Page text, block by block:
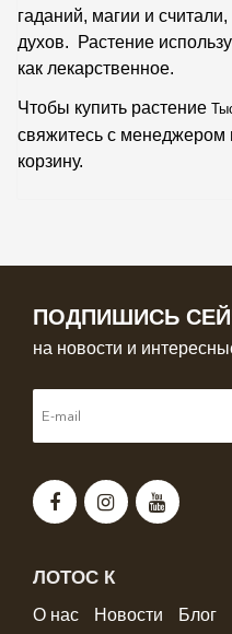
гаданий, магии и
духов. Растение
как лекарственное.
Чтобы купить растение
свяжитесь с менеджером
корзину.
ПОДПИШИСЬ
на новости и
ЛОТОС К
О нас Новости Блог